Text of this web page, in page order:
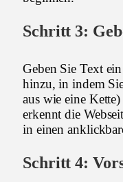
Schritt 3:
Geben Sie Text
hinzu, in indem
aus wie eine
erkennt die
in einen
Schritt 4: